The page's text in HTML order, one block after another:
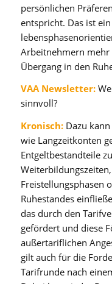
persönlichen
entspricht. Das ist
Arbeitnehmern mehr
Übergang in den
VAA Newsletter:
sinnvoll?
Kronisch:Dazu kann
wie Langzeitkonten
Entgeltbestandteile
Freistellungsphasen
Ruhestandes
das durch den
gefördert und diese
außertariflichen
gilt auch für die
Tarifrunde nach